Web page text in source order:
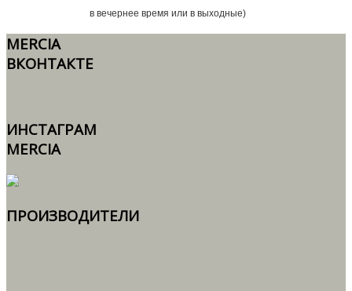
в вечернее время или в выходные)
MERCIA
ВКОНТАКТЕ
ИНСТАГРАМ
MERCIA
ПРОИЗВОДИТЕЛИ